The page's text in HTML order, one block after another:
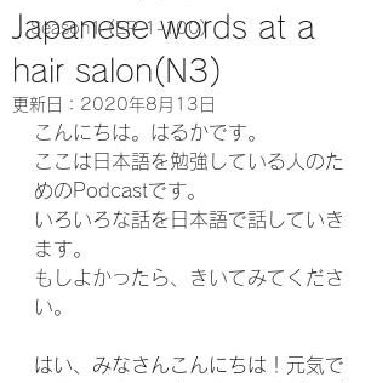
Season1 (EP-1-100)
Japanese words at a
hair salon(N3)
更新日： 2020年8月13日
こんにちは。はるかです。
ここは日本語を勉強している人のた
めのPodcastです。
いろいろな話を日本語で話していき
ます。
もしよかったら、きいてみてくださ
い。
はい、みなさんこんにちは！元気で